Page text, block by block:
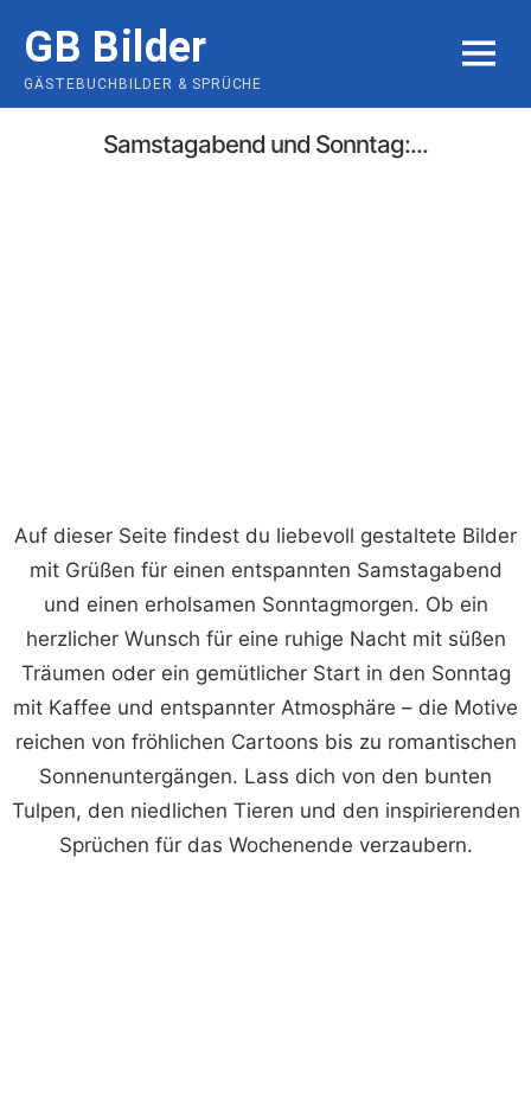
content
GB Bilder
GÄSTEBUCHBILDER & SPRÜCHE
MENU
Samstagabend und Sonntag:...
Auf dieser Seite findest du liebevoll gestaltete Bilder
mit Grüßen für einen entspannten Samstagabend
und einen erholsamen Sonntagmorgen. Ob ein
herzlicher Wunsch für eine ruhige Nacht mit süßen
Träumen oder ein gemütlicher Start in den Sonntag
mit Kaffee und entspannter Atmosphäre – die Motive
reichen von fröhlichen Cartoons bis zu romantischen
Sonnenuntergängen. Lass dich von den bunten
Tulpen, den niedlichen Tieren und den inspirierenden
Sprüchen für das Wochenende verzaubern.